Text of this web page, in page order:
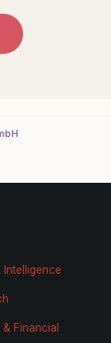
Intelligence
& Financial